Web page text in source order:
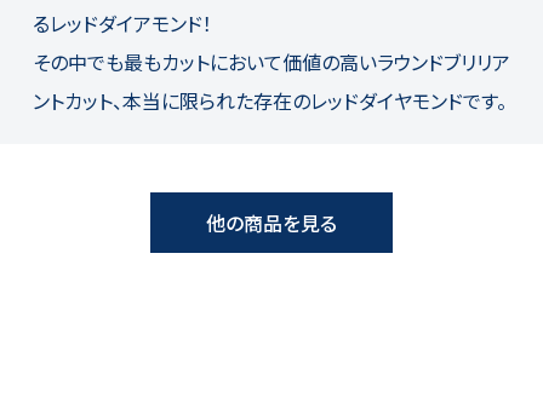
るレッドダイアモンド！
その中でも最もカットにおいて価値の高いラウンドブリリア
ントカット、本当に限られた存在のレッドダイヤモンドです。
他の商品を見る